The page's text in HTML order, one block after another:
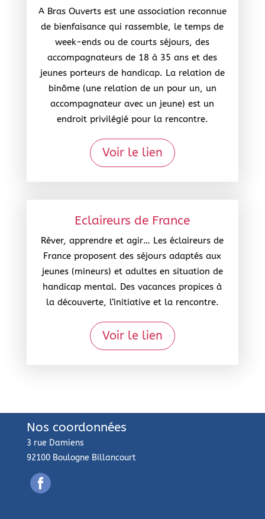
A Bras Ouverts est une association reconnue
de bienfaisance qui rassemble, le temps de
week-ends ou de courts séjours, des
accompagnateurs de 18 à 35 ans et des
jeunes porteurs de handicap. La relation de
binôme (une relation de un pour un, un
accompagnateur avec un jeune) est un
endroit privilégié pour la rencontre.
Voir le lien
Eclaireurs de France
Réver, apprendre et agir… Les éclaireurs de
France proposent des séjours adaptés aux
jeunes (mineurs) et adultes en situation de
handicap mental. Des vacances propices à
la découverte, l’initiative et la rencontre.
Voir le lien
Nos coordonnées
3 rue Damiens
92100 Boulogne Billancourt